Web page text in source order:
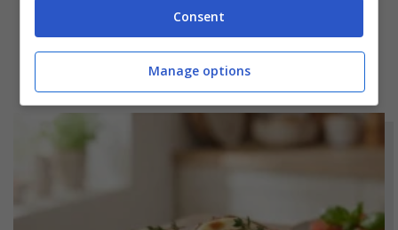
segreto naturale per farli tornare come
nuovi
Consent
Manage options